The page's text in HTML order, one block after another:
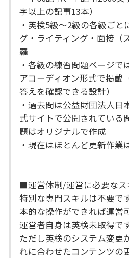
字以上の記事13本）
・英検5級〜2級の各級ごと
グ・ライティング・面接（
羅
・各級の練習問題ページで
アコーディオン形式で掲載
答えを確認できる設計）
・過去問は公益財団法人日
式サイトで公開されている
題はオリジナルで作成
・現在はほとんど更新作業
■運営体制/運営に必要なス
特別な専門スキルは不要で
本的な操作ができれば運営
運営者自身は英検未取得です
ただし英検のシステム変更
れに合わせたコンテンツの